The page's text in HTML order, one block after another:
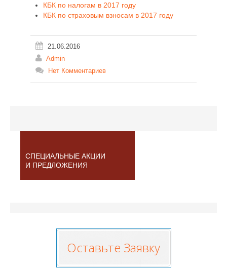
КБК по налогам в 2017 году
КБК по страховым взносам в 2017 году
21.06.2016
Admin
Нет Комментариев
СПЕЦИАЛЬНЫЕ АКЦИИ
И ПРЕДЛОЖЕНИЯ
Оставьте Заявку